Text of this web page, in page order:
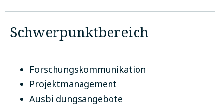
Schwerpunktbereich
Forschungskommunikation
Projektmanagement
Ausbildungsangebote